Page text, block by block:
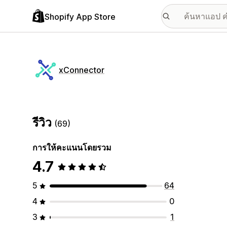
Shopify App Store
xConnector
รีวิว (69)
การให้คะแนนโดยรวม
4.7
5
64
4
0
3
1